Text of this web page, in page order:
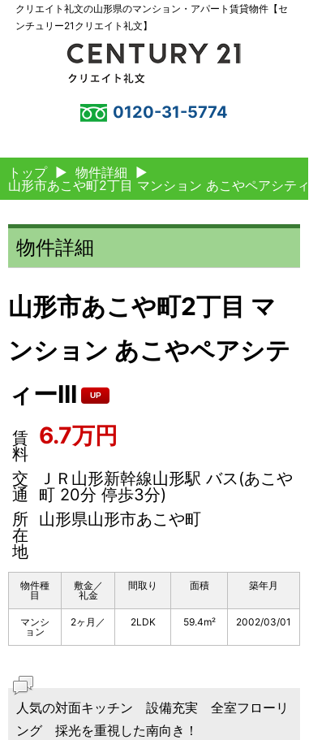
クリエイト礼文の山形県のマンション・アパート賃貸物件【セ
ンチュリー21クリエイト礼文】
0120-31-5774
トップ ▶ 物件詳細
▶
山形市あこや町2丁目 マンション あこやペアシティ
物件詳細
山形市あこや町2丁目 マ
ンション あこやペアシテ
ィーIII
UP
賃
料
6.7万円
交
通
ＪＲ山形新幹線山形駅 バス(あこや
町 20分 停歩3分)
所
在
地
山形県山形市あこや町
物件種
目
敷金／
礼金
間取り 面積 築年月
マンシ
ョン
2ヶ月／ 2LDK 59.4m² 2002/03/01
人気の対面キッチン 設備充実 全室フローリ
ング 採光を重視した南向き！